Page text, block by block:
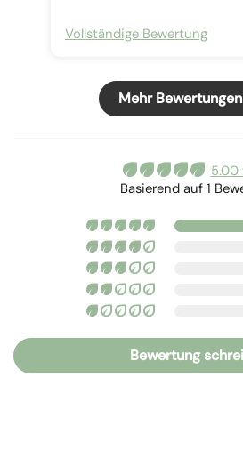
Vollständige Bewertung
Mehr
5.00
Basierend auf 1
Bewertung